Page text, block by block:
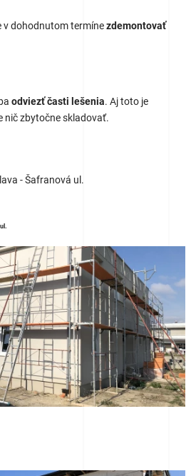
v dohodnutom termínezdemontovať
odviezť časti lešenia. Aj toto je
nič zbytočne skladovať.